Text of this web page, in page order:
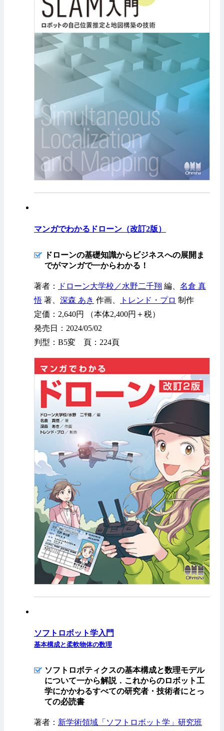
マンガでわかるドローン（改訂2版）
ドローンの基礎知識からビジネスへの展開ま
でがマンガで一からわかる！
著者： ドローン大学校／水野二千翔 編、 名倉 真
悟 著、 深森 あき 作画、 トレンド・プロ 制作
定価：2,640円 （本体2,400円＋税）
発売日：2024/05/02
判型：B5変 頁：224頁
ソフトロボット学入門
基本構成と柔軟物体の数理
ソフトロボティクスの基本構成と数理モデル
について一から解説．これからのロボット工
学にかかわるすべての研究者・技術者にとっ
ての必読書
著者： 新学術領域「ソフトロボット学」研究班